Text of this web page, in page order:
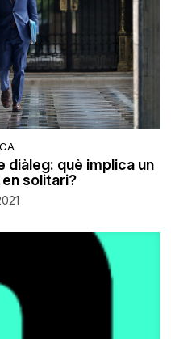
diàleg: què implica un
en solitari?